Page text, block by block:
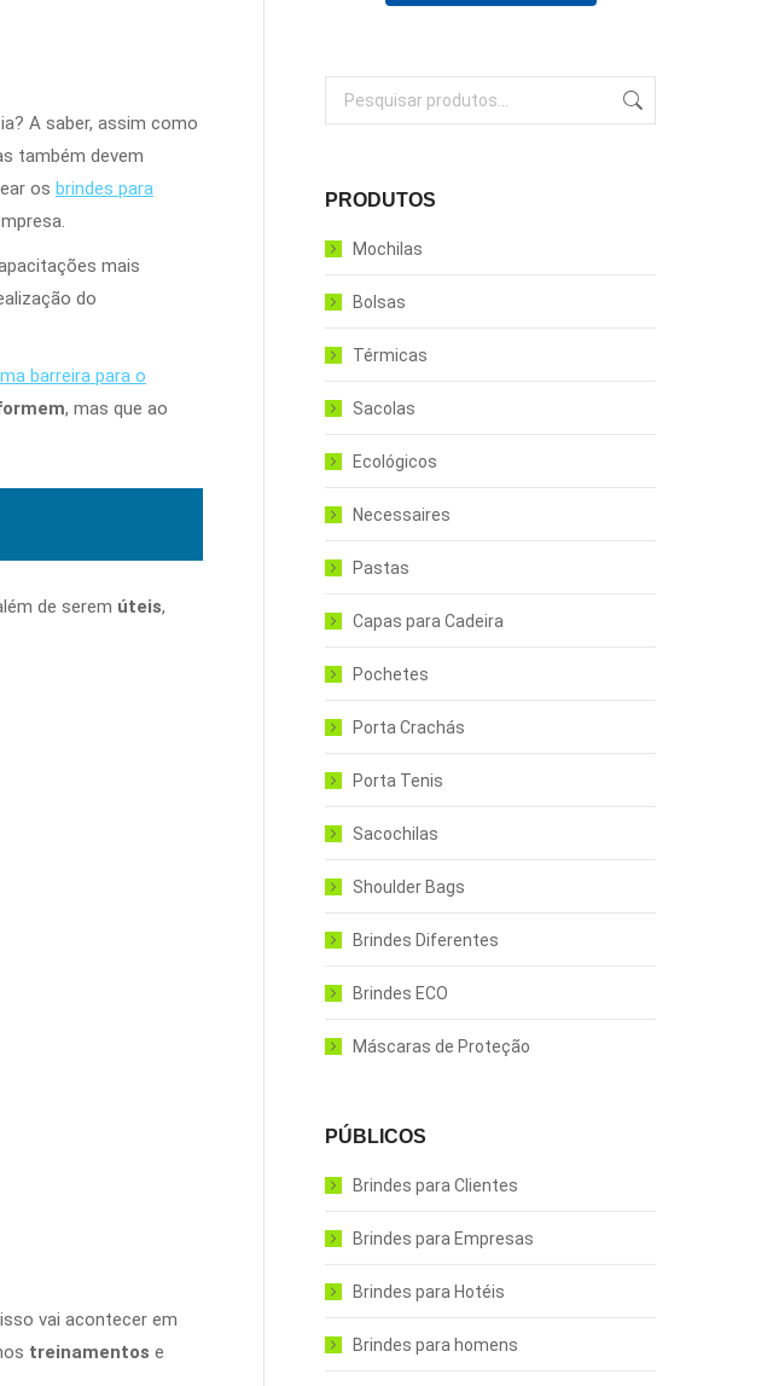
A saber, assim como
também devem
os brindes para
mais
do
barreira para o
, mas que ao
de serem úteis,
vai acontecer em
treinamentos e
PRODUTOS
Mochilas
Bolsas
Térmicas
Sacolas
Ecológicos
Necessaires
Pastas
Capas para Cadeira
Pochetes
Porta Crachás
Porta Tenis
Sacochilas
Shoulder Bags
Brindes Diferentes
Brindes ECO
Máscaras de Proteção
PÚBLICOS
Brindes para Clientes
Brindes para Empresas
Brindes para Hotéis
Brindes para homens